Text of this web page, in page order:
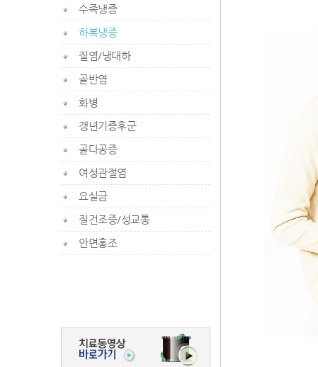
수족냉증
하복냉증
질염/냉대하
골반염
화병
갱년기증후군
골다공증
여성관절염
요실금
질건조증/성교통
안면홍조